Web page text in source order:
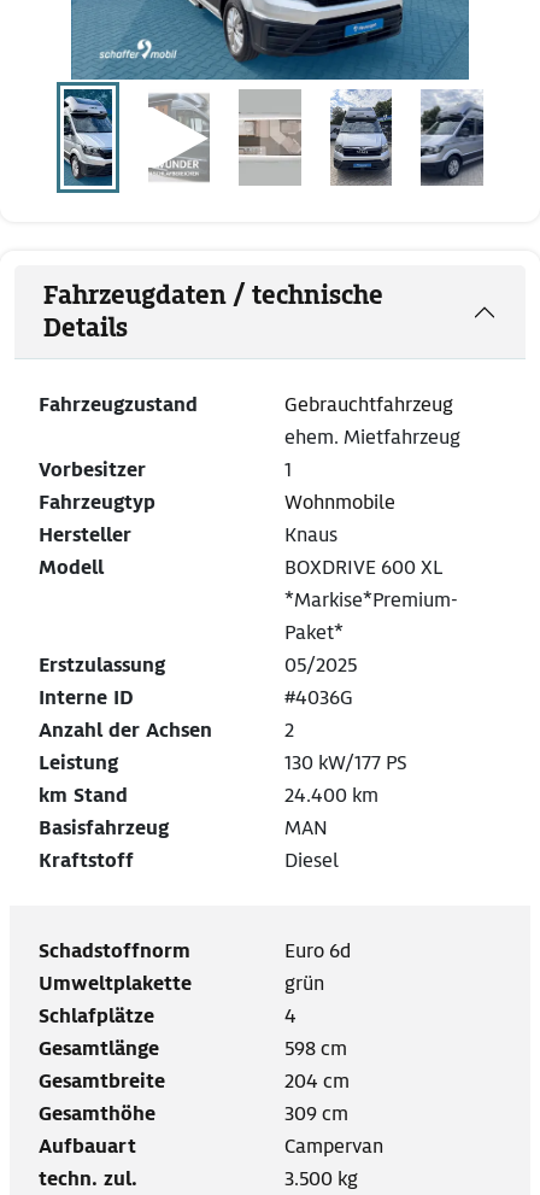
Fahrzeugdaten / technische
Details
Fahrzeugzustand
Gebrauchtfahrzeug
ehem. Mietfahrzeug
Vorbesitzer
1
Fahrzeugtyp
Wohnmobile
Hersteller
Knaus
Modell
BOXDRIVE 600 XL
*Markise*Premium-
Paket*
Erstzulassung
05/2025
Interne ID
#4036G
Anzahl der Achsen
2
Leistung
130 kW/177 PS
km Stand
24.400 km
Basisfahrzeug
MAN
Kraftstoff
Diesel
Schadstoffnorm
Euro 6d
Umweltplakette
grün
Schlafplätze
4
Gesamtlänge
598 cm
Gesamtbreite
204 cm
Gesamthöhe
309 cm
Aufbauart
Campervan
techn. zul.
3.500 kg